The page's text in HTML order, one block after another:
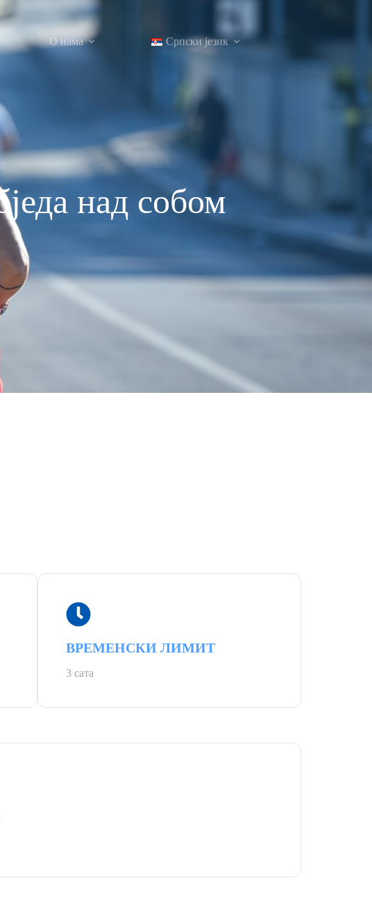
О нама Српски језик
над собом
ВРЕМЕНСКИ ЛИМИТ
3 сата